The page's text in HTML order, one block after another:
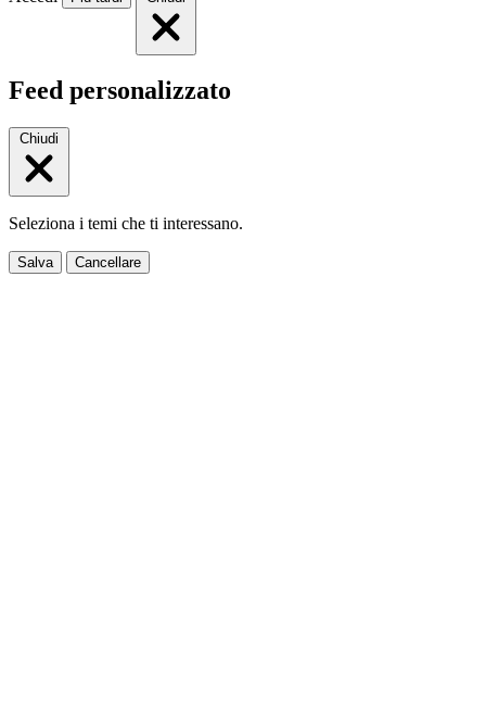
Feed personalizzato
Chiudi
Seleziona i temi che ti interessano.
Salva Cancellare